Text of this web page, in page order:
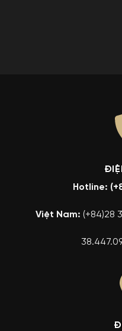
Hotline:
Việt Nam: (+84)28